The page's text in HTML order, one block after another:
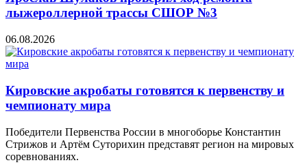
лыжероллерной трассы СШОР №3
06.08.2026
Кировские акробаты готовятся к первенству и
чемпионату мира
Победители Первенства России в многоборье Константин
Стрижов и Артём Суторихин представят регион на мировых
соревнованиях.